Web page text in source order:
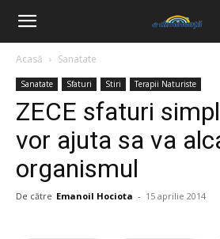
Acasă Sanatate
Sanatate Sfaturi Stiri Terapii Naturiste
ZECE sfaturi
vor ajuta sa va
organismul
De către Emanoil Hociota - 15 aprilie 2014